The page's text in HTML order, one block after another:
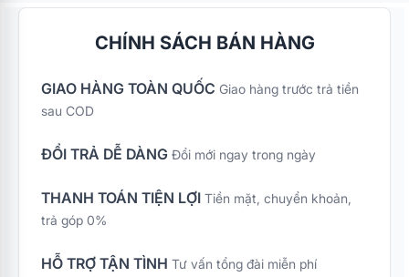
CHÍNH SÁCH BÁN HÀNG
GIAO HÀNG TOÀN QUỐC Giao hàng trước trả tiền
sau COD
ĐỔI TRẢ DỄ DÀNG Đổi mới ngay trong ngày
THANH TOÁN TIỆN LỢI Tiền mặt, chuyển khoản,
trả góp 0%
HỖ TRỢ TẬN TÌNH Tư vấn tổng đài miễn phí